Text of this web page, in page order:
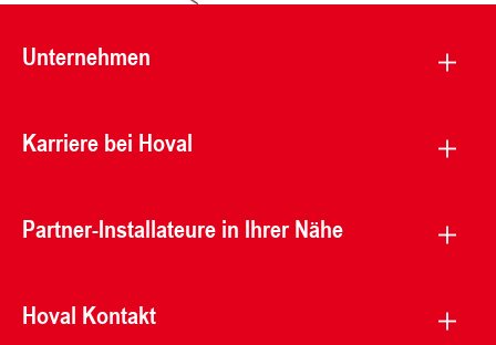
Unternehmen
Karriere bei Hoval
Partner-Installateure in Ihrer Nähe
Hoval Kontakt